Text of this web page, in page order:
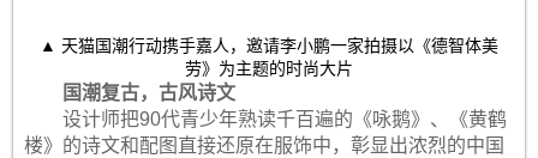
▲ 天猫国潮行动携手嘉人，邀请李小鹏一家拍摄以《德智体美
劳》为主题的时尚大片
国潮复古，古风诗文
设计师把90代青少年熟读千百遍的《咏鹅》、《黄鹤
楼》的诗文和配图直接还原在服饰中，彰显出浓烈的中国